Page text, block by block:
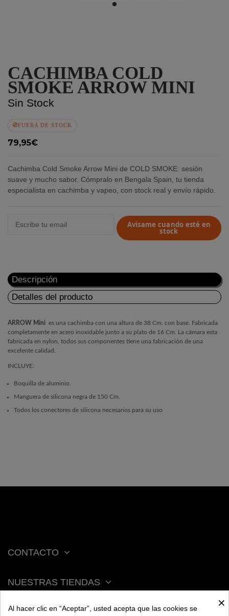
CACHIMBA COLD
SMOKE ARROW MINI
Sin Stock
FUERA DE STOCK
79,95€
Cachimba Cold Smoke Arrow Mini de COLD SMOKE: sesión
suave y mucho sabor. Cómpralo en Bengala Spain, tu tienda
especialista en cachimba y vapeo, con stock real y envío rápido.
Avisame cuando esté en
stock
Descripción
Detalles del producto
ARROW Mini es una cachimba con una altura de 38 Cm. con base. Fabricada
completamente en acero inoxidable junto a su plato de 16 Cm. La cámara esta
fabricada en nylon, todos sus componentes tiene una fabricación de una
excelente calidad.
INCLUYE:
Boquilla de aluminio.
Manguera de silicona negra de 150 Cm.
Todos los conectores de silicona necesarios para su uso
CONTACTO
NUESTRAS TIENDAS
ACERCA DE BENGALA
×
Al hacer clic en “Aceptar”, usted acepta que las cookies se